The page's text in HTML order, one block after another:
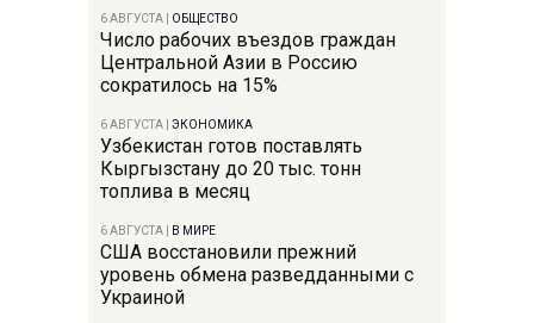
6 АВГУСТА ОБЩЕСТВО
Число рабочих въездов граждан
Центральной Азии в Россию
сократилось на 15%
6 АВГУСТА ЭКОНОМИКА
Узбекистан готов поставлять
Кыргызстану до 20 тыс. тонн
топлива в месяц
6 АВГУСТА В МИРЕ
США восстановили прежний
уровень обмена разведданными с
Украиной